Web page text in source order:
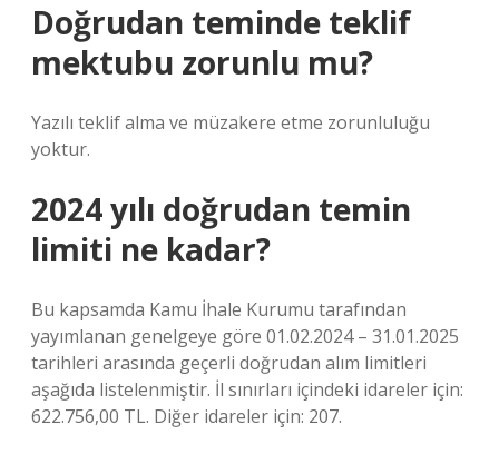
Doğrudan teminde teklif
mektubu zorunlu mu?
Yazılı teklif alma ve müzakere etme zorunluluğu
yoktur.
2024 yılı doğrudan temin
limiti ne kadar?
Bu kapsamda Kamu İhale Kurumu tarafından
yayımlanan genelgeye göre 01.02.2024 – 31.01.2025
tarihleri ​​arasında geçerli doğrudan alım limitleri
aşağıda listelenmiştir. İl sınırları içindeki idareler için:
622.756,00 TL. Diğer idareler için: 207.